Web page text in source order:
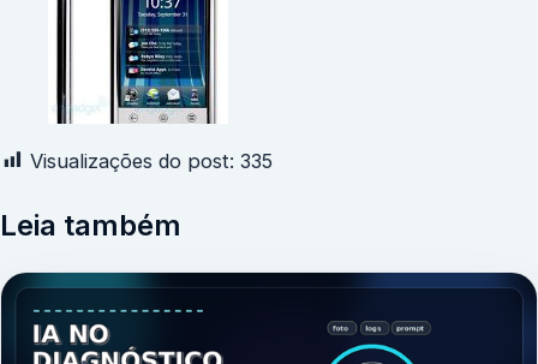
Visualizações do post: 335
Leia também